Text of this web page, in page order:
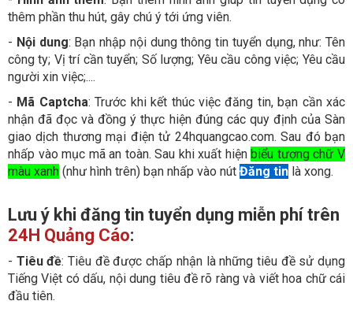
thêm phần thu hút, gây chú ý tới ứng viên.
- Nội dung: Bạn nhập nội dung thông tin tuyển dụng, như: Tên
công ty; Vị trí cần tuyển; Số lượng; Yêu cầu công việc; Yêu cầu
người xin việc;....
- Mã Captcha: Trước khi kết thúc việc đăng tin, bạn cần xác
nhận đã đọc và đồng ý thực hiện đúng các quy định của Sàn
giao dịch thương mại điện tử 24hquangcao.com. Sau đó bạn
nhấp vào mục mã an toàn. Sau khi xuất hiệnbiểu tượng chữ V
màu xanh (như hình trên) bạn nhấp vào nút Đăng tin là xong.
Lưu ý khi đăng tin tuyển dụng miễn phí trên
24H Quảng Cáo:
- Tiêu đề: Tiêu đề được chấp nhận là những tiêu đề sử dụng
Tiếng Việt có dấu, nội dung tiêu đề rõ ràng và viết hoa chữ cái
đầu tiên.